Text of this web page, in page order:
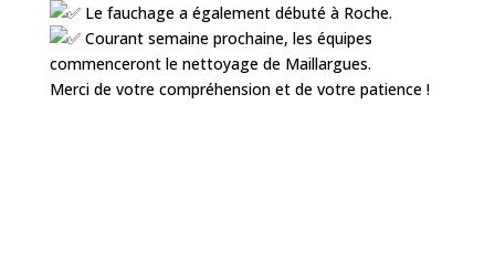
Le fauchage a également débuté à Roche.
Courant semaine prochaine, les équipes
commenceront le nettoyage de Maillargues.
Merci de votre compréhension et de votre patience !